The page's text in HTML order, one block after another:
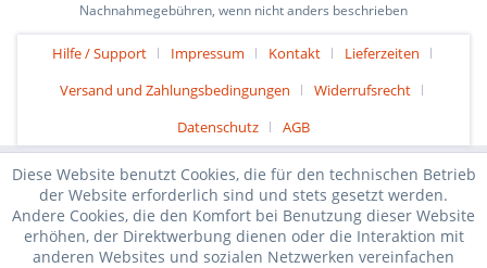
Nachnahmegebühren, wenn nicht anders beschrieben
Hilfe / Support Impressum Kontakt
Lieferzeiten
Versand und Zahlungsbedingungen
Widerrufsrecht
Datenschutz
AGB
Diese Website benutzt Cookies, die für den technischen Betrieb
der Website erforderlich sind und stets gesetzt werden.
Andere Cookies, die den Komfort bei Benutzung dieser Website
erhöhen, der Direktwerbung dienen oder die Interaktion mit
anderen Websites und sozialen Netzwerken vereinfachen